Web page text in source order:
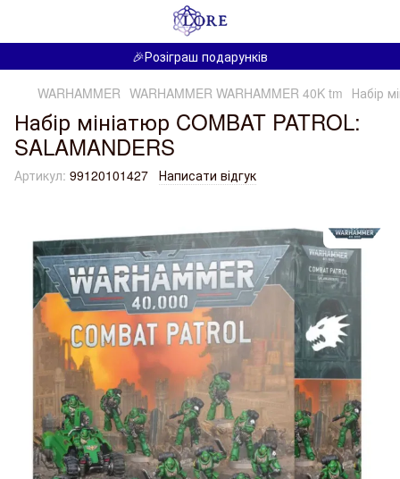
🎉Розіграш подарунків
WARHAMMER WARHAMMER WARHAMMER 40K tm Набір
Набір мініатюр COMBAT PATROL:
SALAMANDERS
Артикул: 99120101427 Написати відгук